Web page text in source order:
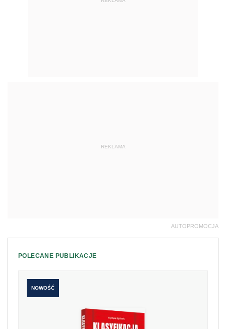
REKLAMA
AUTOPROMOCJA
POLECANE PUBLIKACJE
NOWOŚĆ